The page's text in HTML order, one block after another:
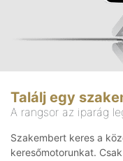
Találj egy
A rangsor az iparág
Szakembert keres a
keresőmotorunkat.